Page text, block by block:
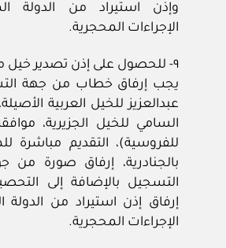
وإذن استيراد من الدولة
الإجراءات المحجرية.
٩- للحصول على إذن تصدير
يجب إرفاق خطاب من جهة
عبدالعزيز للخيل العربية
السامي للخيل الجزيرية،
للفروسية)، التقديم مباشرة
بالجنادرية، إرفاق صورة من
التسجيل بالإضافة إلى
إرفاق إذن استيراد من الدولة
الإجراءات المحجرية.